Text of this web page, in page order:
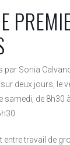
Sonia
deux jours, le
samedi, de 8h30
entre travail de